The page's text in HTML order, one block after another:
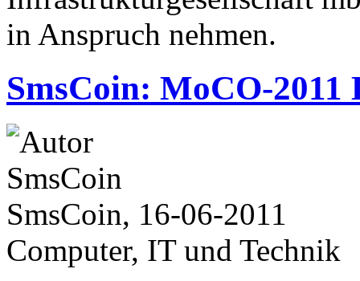
in Anspruch nehmen.
SmsCoin: MoCO-2011
SmsCoin, 16-06-2011
Computer, IT und Technik